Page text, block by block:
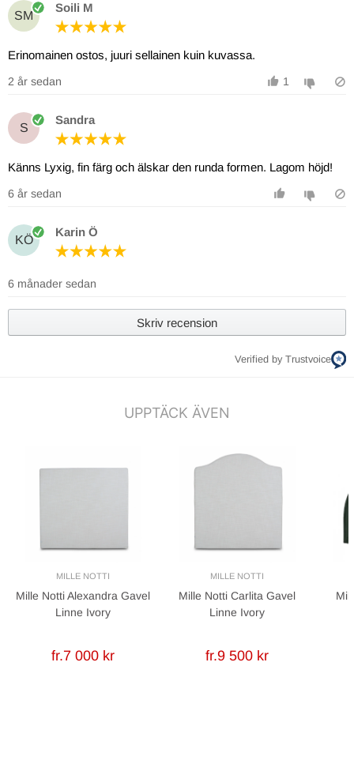
SM
Soili M
Erinomainen ostos, juuri sellainen kuin kuvassa.
2 år sedan 1
S
Sandra
Känns Lyxig, fin färg och älskar den runda formen. Lagom höjd!
6 år sedan
KÖ
Karin Ö
6 månader sedan
Skriv recension
Verified by Trustvoice
UPPTÄCK ÄVEN
MILLE NOTTI
Mille Notti Alexandra Gavel
Linne Ivory
fr.7 000 kr
MILLE NOTTI
Mille Notti Carlita Gavel
Linne Ivory
fr.9 500 kr